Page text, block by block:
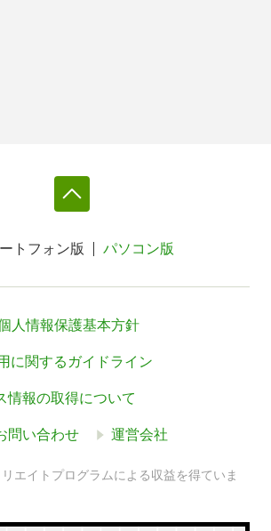
トフォン版 パソコン版
人情報保護基本方針
に関するガイドライン
情報の取得について
問い合わせ 運営会社
エイトプログラムによる収益を得ていま